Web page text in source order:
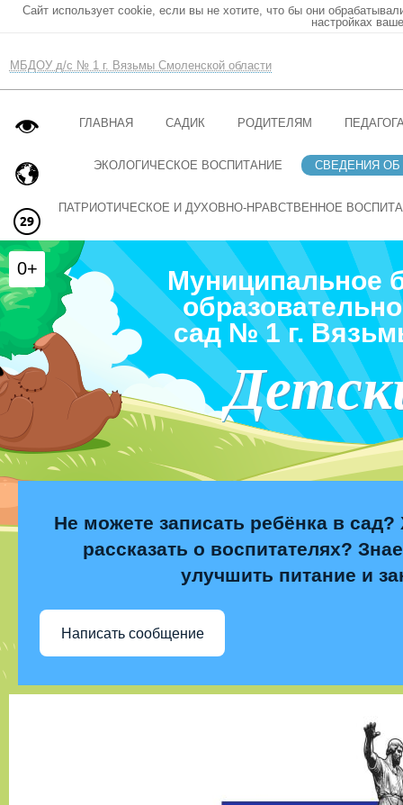
Сайт использует cookie, если вы не хотите, что бы они
настройках
МБДОУ д/с № 1 г. Вязьмы Смоленской области
ГЛАВНАЯ САДИК РОДИТЕЛЯМ
ЭКОЛОГИЧЕСКОЕ ВОСПИТАНИЕ СВЕДЕНИЯ ОБ
ПАТРИОТИЧЕСКОЕ И ДУХОВНО-НРАВСТВЕННОЕ
Муниципальное
сад № 1 г.
Не можете записать ребёнка в сад?
рассказать о воспитателях?
улучшить питание и
Написать сообщение
0+